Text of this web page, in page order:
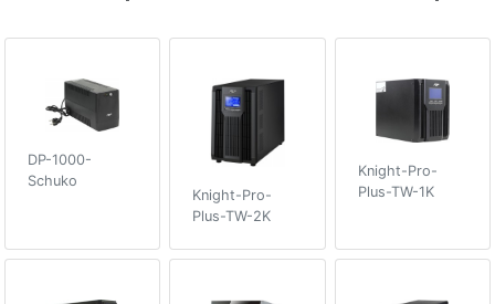
DP-1000-
Schuko
Knight-Pro-
Plus-TW-2K
Knight-Pro-
Plus-TW-1K